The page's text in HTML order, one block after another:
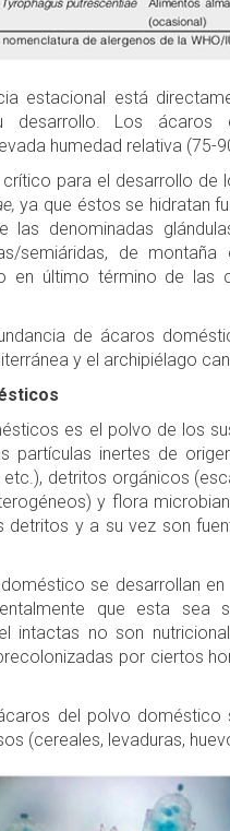
estacional está
desarrollo. Los ácaros
humedad relativa (75-
para el desarrollo de
ya que éstos se hidratan
denominadas
semiáridas, de
en último término de
de ácaros
y el archipiélago
es el polvo de los
inertes de
detritos orgánicos
y flora
detritos y a su vez son
se desarrollan
que esta sea
intactas no son
por ciertos
del polvo doméstico
(cereales, levaduras,